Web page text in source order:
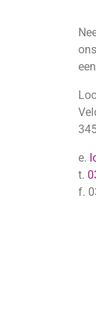
e.
t.
f.